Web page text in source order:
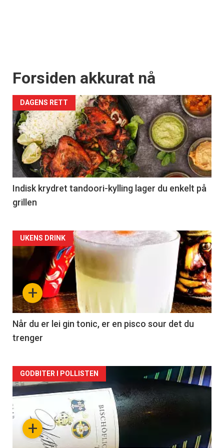
Forsiden akkurat nå
DAGENS RETT
Indisk krydret tandoori-kylling lager du enkelt på
grillen
Forsiden
akkurat
nå
-
2
+
UKENS DRINK
Når du er lei gin tonic, er en pisco sour det du
trenger
Forsiden
akkurat
nå+
GODBITER I POLLISTEN